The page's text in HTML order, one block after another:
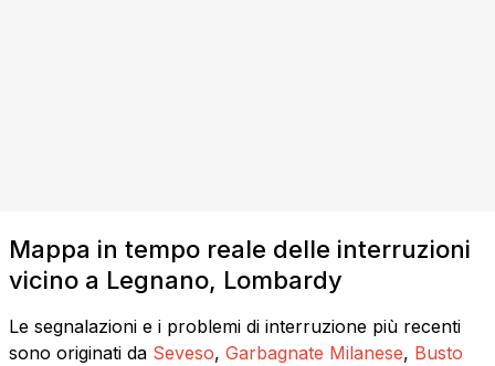
Mappa in tempo reale delle interruzioni
vicino a Legnano, Lombardy
Le segnalazioni e i problemi di interruzione più recenti
sono originati da Seveso, Garbagnate Milanese, Busto